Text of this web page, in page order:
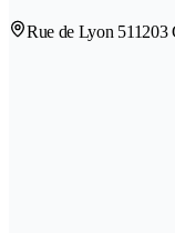
Rue de Lyon 511203